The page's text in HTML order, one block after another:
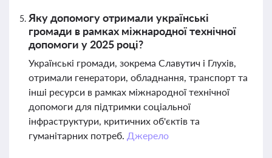
Яку допомогу отримали українські
громади в рамках міжнародної технічної
допомоги у 2025 році?
Українські громади, зокрема Славутич і Глухів,
отримали генератори, обладнання, транспорт та
інші ресурси в рамках міжнародної технічної
допомоги для підтримки соціальної
інфраструктури, критичних об'єктів та
гуманітарних потреб. Джерело